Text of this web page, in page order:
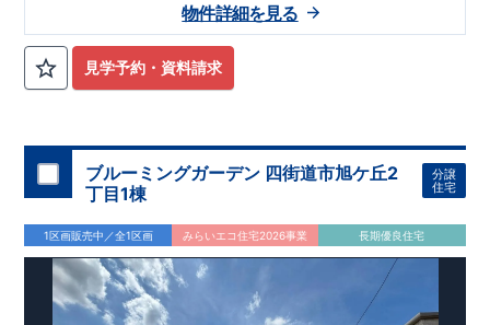
たら嬉しい土間収納、ＷＩＣ付き！ ​・おしゃれでスタイリッシ
ュな洗面化粧台
◆周辺環境◆
【教育施設】◎ 四街道市立山梨小学校 約700m(徒歩約9分) ◎
四街道市立旭中学校 約1,200m(徒歩約15分)
住宅性能評価 W取得(設計・建設)
■第三者機関が設計・建物検査(全四回)を実施 ■税制優遇あり
4分野6項目で最高等級を取得!
□ 構造の安定 (耐風等級2・耐震等級3) □ 劣化の軽減 (劣化対
策等級3) □ 維持管理への配慮 (維持管理対策等級3) □ 空気環
境 (ホルムアルデヒド発散等級3)
快適に長く住める住宅
【長期優良住宅】■国の定める7つの技術基準をクリア ■税制
優遇あり【東栄セーフティーダンパー標準装備】
■制震ダンパ
ーで振れ幅を大幅に低減、繰り返す地震に強い『耐震+制震』
見学予約・資料請求
物件詳細を見る
ブルーミングガーデン 四街道市旭ケ丘2
丁目1棟
分譲
住宅
1区画販売中／全1区画 みらいエコ住宅2026事業 長期優良住宅